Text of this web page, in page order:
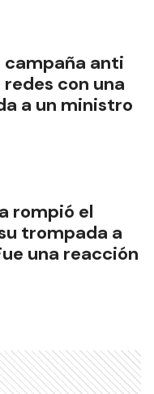
campaña anti
con una
a un ministro
rompió el
trompada a
una reacción